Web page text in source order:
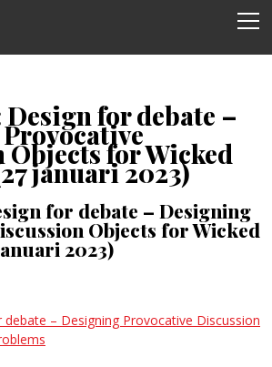
for debate –
Objects for Wicked
januari 2023)
for debate – Designing
Objects for Wicked
2023)
– Designing Provocative Discussion